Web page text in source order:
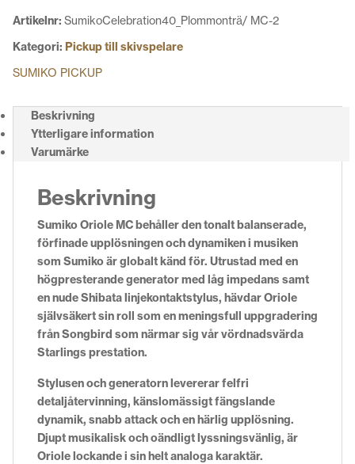
Artikelnr: SumikoCelebration40_Plommonträ/ MC-2
Kategori: Pickup till skivspelare
SUMIKO PICKUP
Beskrivning
Ytterligare information
Varumärke
Beskrivning
Sumiko Oriole MC behåller den tonalt balanserade,
förfinade upplösningen och dynamiken i musiken
som Sumiko är globalt känd för. Utrustad med en
högpresterande generator med låg impedans samt
en nude Shibata linjekontaktstylus, hävdar Oriole
självsäkert sin roll som en meningsfull uppgradering
från Songbird som närmar sig vår vördnadsvärda
Starlings prestation.
Stylusen och generatorn levererar felfri
detaljåtervinning, känslomässigt fängslande
dynamik, snabb attack och en härlig upplösning.
Djupt musikalisk och oändligt lyssningsvänlig, är
Oriole lockande i sin helt analoga karaktär.